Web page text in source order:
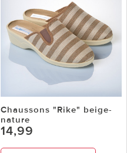
Chaussons "Rike" beige-
nature
14,99